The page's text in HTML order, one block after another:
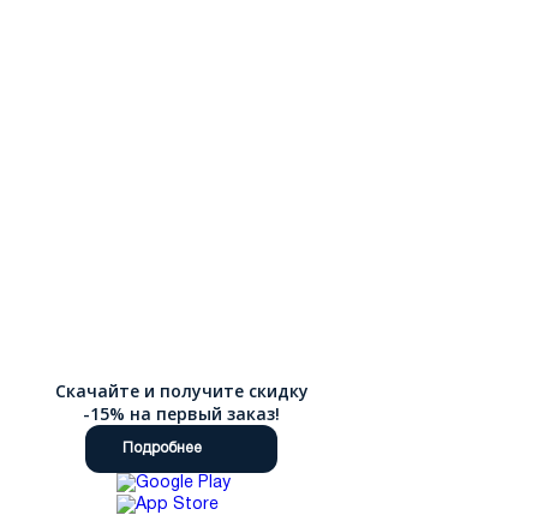
Скачайте и получите скидку
-15% на первый заказ!
Подробнее